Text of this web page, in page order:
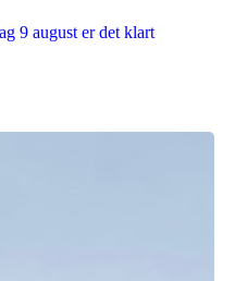
9 august er det klart